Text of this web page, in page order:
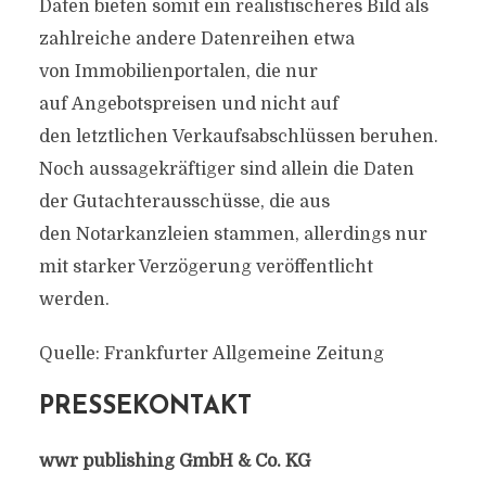
Daten bieten somit ein realistischeres Bild als
zahlreiche andere Datenreihen etwa
von Immobilienportalen, die nur
auf Angebotspreisen und nicht auf
den letztlichen Verkaufsabschlüssen beruhen.
Noch aussagekräftiger sind allein die Daten
der Gutachterausschüsse, die aus
den Notarkanzleien stammen, allerdings nur
mit starker Verzögerung veröffentlicht
werden.
Quelle: Frankfurter Allgemeine Zeitung
PRESSEKONTAKT
wwr publishing GmbH & Co. KG